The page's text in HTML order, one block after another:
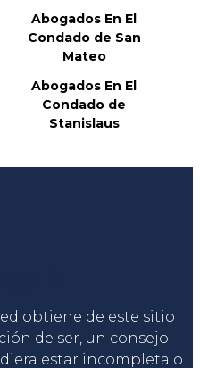
Abogados En El
Condado de San
Mateo
Abogados En El
Condado de
Stanislaus
obtiene de este sitio
de ser, un consejo
estar incompleta o